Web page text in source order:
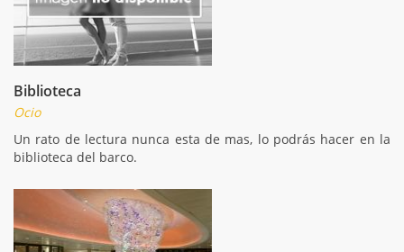
Biblioteca
Ocio
Un rato de lectura nunca esta de mas, lo podrás hacer en la
biblioteca del barco.